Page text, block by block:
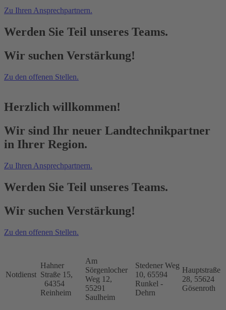
Zu Ihren Ansprechpartnern.
Werden Sie Teil unseres Teams.
Wir suchen Verstärkung!
Zu den offenen Stellen.
Herzlich willkommen!
Wir sind Ihr neuer Landtechnikpartner
in Ihrer Region.
Zu Ihren Ansprechpartnern.
Werden Sie Teil unseres Teams.
Wir suchen Verstärkung!
Zu den offenen Stellen.
Notdienst
Hahner
Straße 15,
64354
Reinheim
Am
Sörgenlocher
Weg 12,
55291
Saulheim
Stedener Weg
10, 65594
Runkel -
Dehrn
Hauptstraße
28, 55624
Gösenroth